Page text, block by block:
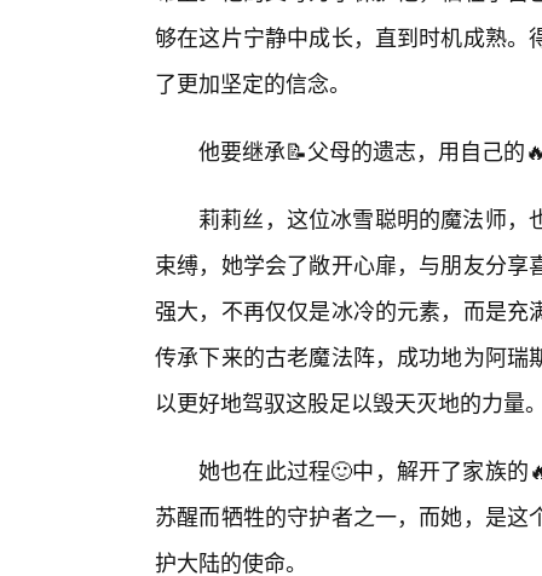
够在这片宁静中成长，直到时机成熟
了更加坚定的信念。
他要继承📝父母的遗志，用自己的
莉莉丝，这位冰雪聪明的魔法师
束缚，她学会了敞开心扉，与朋友分
强大，不再仅仅是冰冷的元素，而是
传承下来的古老魔法阵，成功地为阿
以更好地驾驭这股足以毁天灭地的力量
她也在此过程🙂中，解开了家族的
苏醒而牺牲的守护者之一，而她，是
护大陆的使命。